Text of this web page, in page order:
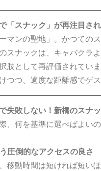
「スナック」が再注目さ
マンの聖地」。かつての
スナックは、キャバクラ
肢として再評価されていま
つつ、適度な距離感でゲ
失敗しない！新橋のスナ
、何を基準に選べばよい
圧倒的なアクセスの良さ
移動時間は短ければ短い